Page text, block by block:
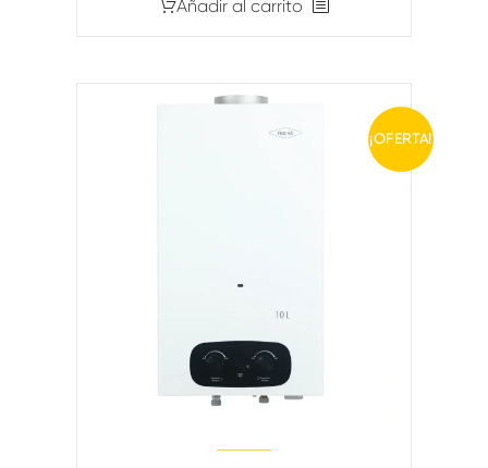
Añadir al carrito
¡OFERTA!